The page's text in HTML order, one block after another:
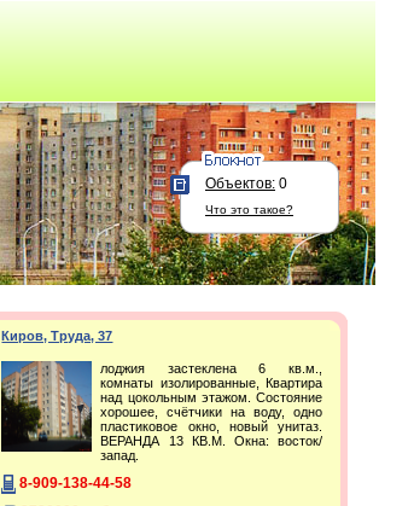
Объектов: 0
Что это такое?
Киров, Труда, 37
лоджия застеклена 6 кв.м.,
комнаты изолированные, Квартира
над цокольным этажом. Состояние
хорошее, счётчики на воду, одно
пластиковое окно, новый унитаз.
ВЕРАНДА 13 КВ.М. Окна: восток/
запад.
8-909-138-44-58